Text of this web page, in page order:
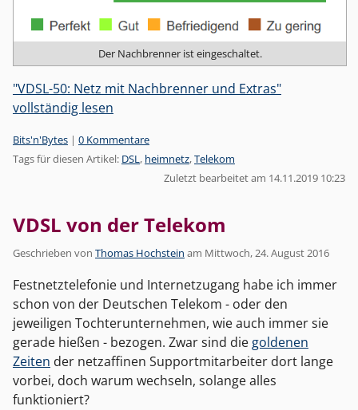
Der Nachbrenner ist eingeschaltet.
"VDSL-50: Netz mit Nachbrenner und Extras"
vollständig lesen
Kategorien:
Bits'n'Bytes | 0 Kommentare
Tags für diesen Artikel: DSL, heimnetz,Telekom
Zuletzt bearbeitet am 14.11.2019 10:23
VDSL von der Telekom
Geschrieben von Thomas Hochstein am Mittwoch, 24. August 2016
Festnetztelefonie und Internetzugang habe ich immer
schon von der Deutschen Telekom - oder den
jeweiligen Tochterunternehmen, wie auch immer sie
gerade hießen - bezogen. Zwar sind die goldenen
Zeiten der netzaffinen Supportmitarbeiter dort lange
vorbei, doch warum wechseln, solange alles
funktioniert?